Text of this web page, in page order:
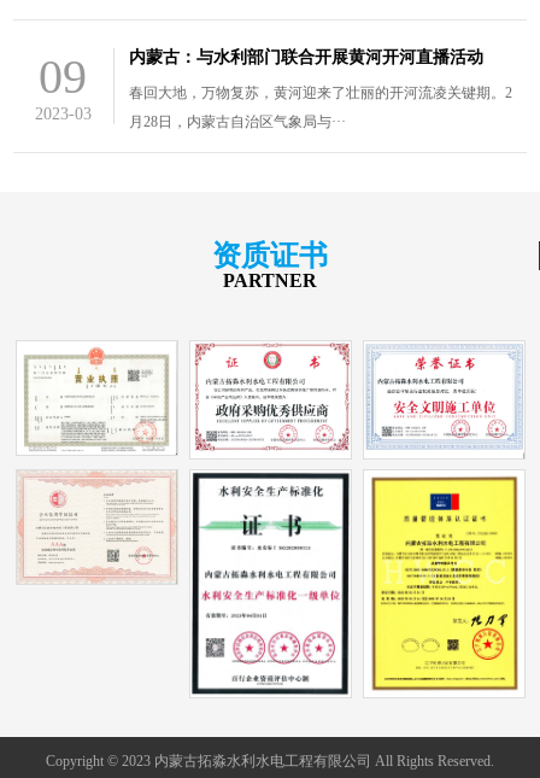
09
2023-03
内蒙古：与水利部门联合开展黄河开河直播活动
春回大地，万物复苏，黄河迎来了壮丽的开河流凌关键期。2
月28日，内蒙古自治区气象局与···
资质证书
PARTNER
Copyright © 2023 内蒙古拓淼水利水电工程有限公司 All Rights Reserved.